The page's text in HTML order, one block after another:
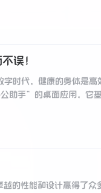
误！
时代，健康的身体是
助手”的桌面应用，它
性能和设计赢得了众